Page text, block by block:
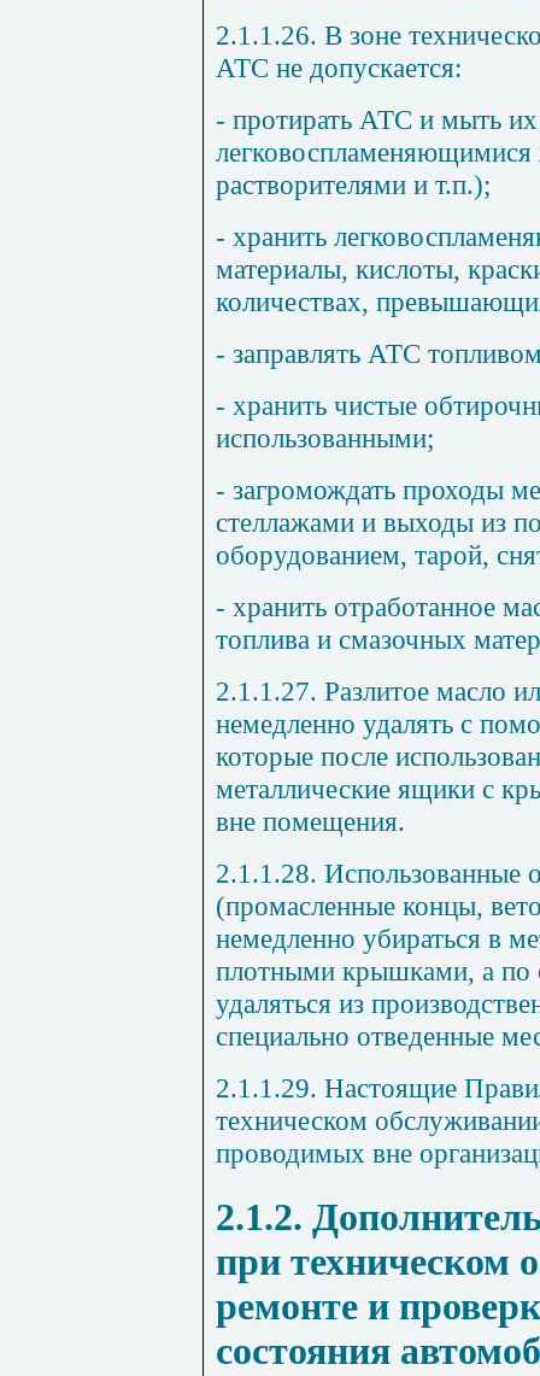
2.1.1.26. В зоне
АТС не допускается:
- протирать АТС и мыть их
растворителями и т.п.);
- хранить
материалы, кислоты,
количествах,
- заправлять АТС
- хранить чистые
использованными;
- загромождать проходы
стеллажами и выходы из
оборудованием, тарой,
- хранить отработанное
топлива и смазочных
2.1.1.27. Разлитое масло
немедленно удалять с
которые после
металлические ящики с
вне помещения.
2.1.1.28. Использованные
(промасленные концы,
немедленно убираться в
плотными крышками, а по
удаляться из
специально отведенные
2.1.1.29. Настоящие
техническом
проводимых вне
2.1.2.
при техническом
ремонте и
состояния